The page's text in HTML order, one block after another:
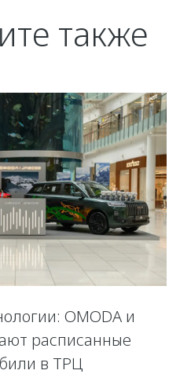
также
OMODA и
расписанные
в ТРЦ